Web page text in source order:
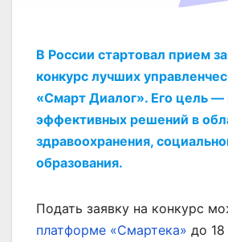
В России стартовал прием
конкурс лучших
«Смарт Диалог». Его цель —
эффективных решений в
здравоохранения,
образования.
Подать заявку на конкурс
платформе «Смартека» до